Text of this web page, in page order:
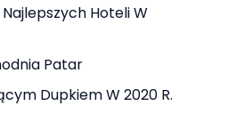
Hoteli W
Patar
Dupkiem W 2020 R.